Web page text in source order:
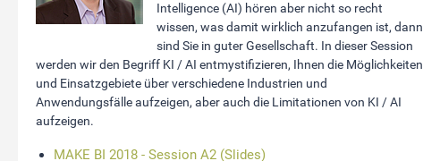
Intelligence (AI) hören aber nicht so recht
wissen, was damit wirklich anzufangen ist, dann
sind Sie in guter Gesellschaft. In dieser Session
werden wir den Begriff KI / AI entmystifizieren, Ihnen die Möglichkeiten
und Einsatzgebiete über verschiedene Industrien und
Anwendungsfälle aufzeigen, aber auch die Limitationen von KI / AI
aufzeigen.
MAKE BI 2018 - Session A2 (Slides)